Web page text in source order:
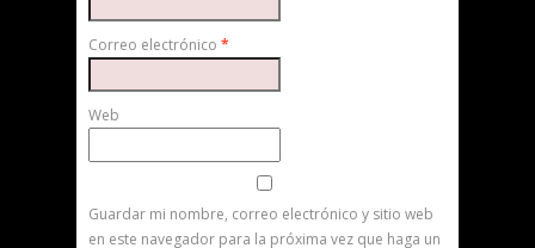
Correo electrónico *
Web
Guardar mi nombre, correo electrónico y sitio web
en este navegador para la próxima vez que haga un